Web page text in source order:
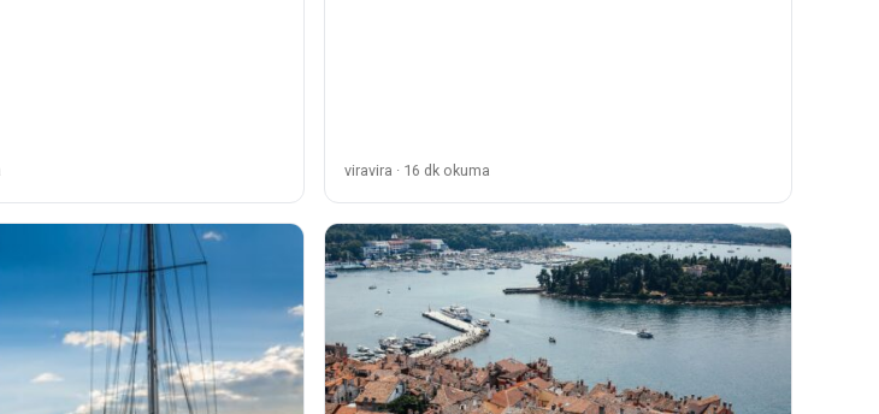
viravira · 16 dk okuma